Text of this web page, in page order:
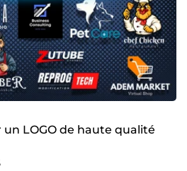
un LOGO de haute qualité